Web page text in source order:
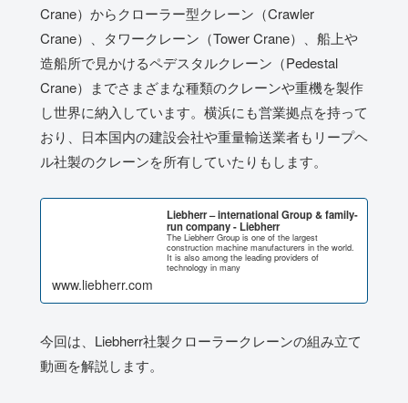
Crane）からクローラー型クレーン（Crawler
Crane）、タワークレーン（Tower Crane）、船上や
造船所で見かけるペデスタルクレーン（Pedestal
Crane）までさまざまな種類のクレーンや重機を製作
し世界に納入しています。横浜にも営業拠点を持って
おり、日本国内の建設会社や重量輸送業者もリープヘ
ル社製のクレーンを所有していたりもします。
Liebherr – international Group & family-
run company - Liebherr
The Liebherr Group is one of the largest
construction machine manufacturers in the world.
It is also among the leading providers of
technology in many
www.liebherr.com
今回は、Liebherr社製クローラークレーンの組み立て
動画を解説します。